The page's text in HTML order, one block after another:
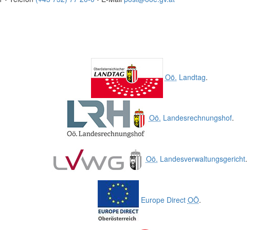
Oö. Landtag.
Oö. Landesrechnungshof.
Oö. Landesverwaltungsgericht.
Europe Direct OÖ.